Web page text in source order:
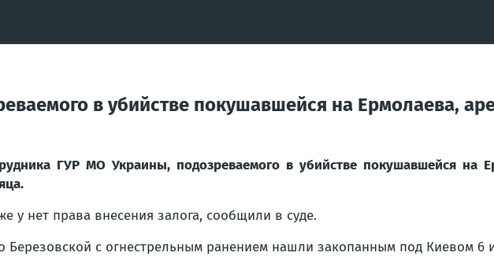
в убийстве покушавшейся на Ермолаева,
ГУР МО Украины, подозреваемого в убийстве покушавшейся на
у нет права внесения залога, сообщили в суде.
Березовской с огнестрельным ранением нашли закопанным под Киевом 6